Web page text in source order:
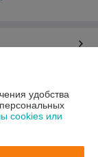
удобства
cookies или